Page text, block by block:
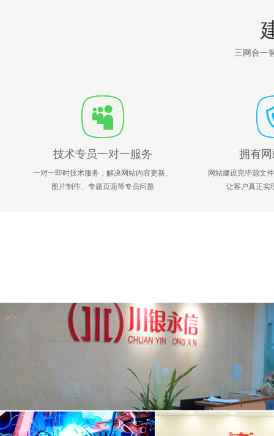
三网合一
技术专员一对一服务
一对一即时技术服务，解决网站内容更新、
图片制作、专题页面等专员问题
拥有
网站建设完毕源文
让客户真正实